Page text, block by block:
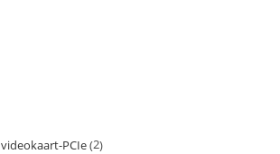
videokaart-PCIe 2